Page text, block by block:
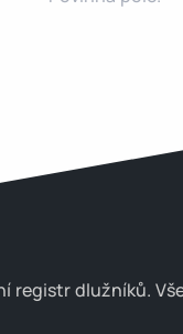
registr dlužníků.